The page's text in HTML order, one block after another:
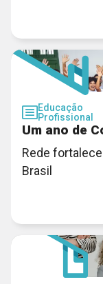
Educação
Profissional
Um ano de
Rede
Brasil